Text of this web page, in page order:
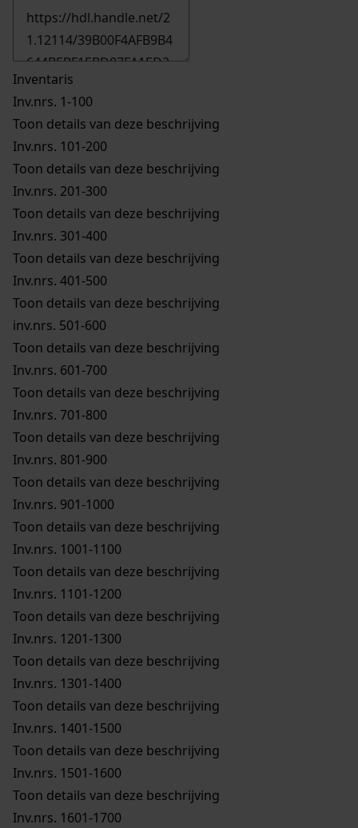
Inventaris
Inv.nrs. 1-100
Toon details van deze beschrijving
Inv.nrs. 101-200
Toon details van deze beschrijving
Inv.nrs. 201-300
Toon details van deze beschrijving
Inv.nrs. 301-400
Toon details van deze beschrijving
Inv.nrs. 401-500
Toon details van deze beschrijving
inv.nrs. 501-600
Toon details van deze beschrijving
Inv.nrs. 601-700
Toon details van deze beschrijving
Inv.nrs. 701-800
Toon details van deze beschrijving
Inv.nrs. 801-900
Toon details van deze beschrijving
Inv.nrs. 901-1000
Toon details van deze beschrijving
Inv.nrs. 1001-1100
Toon details van deze beschrijving
Inv.nrs. 1101-1200
Toon details van deze beschrijving
Inv.nrs. 1201-1300
Toon details van deze beschrijving
Inv.nrs. 1301-1400
Toon details van deze beschrijving
Inv.nrs. 1401-1500
Toon details van deze beschrijving
Inv.nrs. 1501-1600
Toon details van deze beschrijving
Inv.nrs. 1601-1700